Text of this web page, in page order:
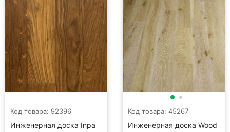
Код товара: 92396
Инженерная доска Inpa
Код товара: 45267
Инженерная доска Wood